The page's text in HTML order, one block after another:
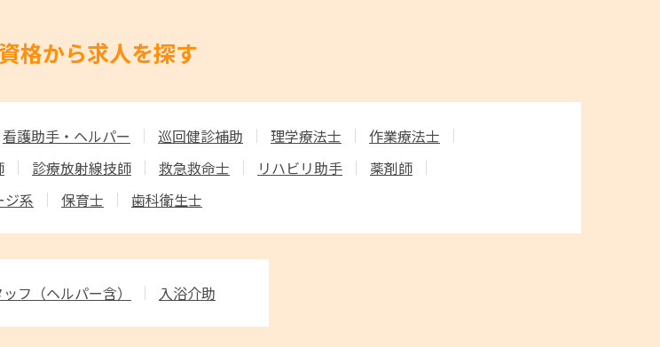
格から求人を探す
看護助手・ヘルパー 巡回健診補助 理学療法士
作業療法士
診療放射線技師 救急救命士 リハビリ助手
薬剤師
ジ系 保育士 歯科衛生士
フ （ヘルパー含） 入浴介助